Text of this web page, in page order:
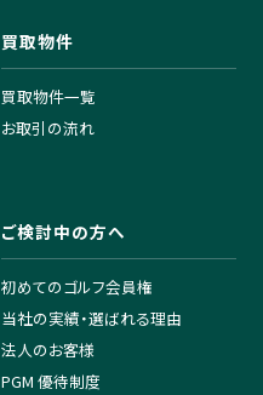
買取物件
買取物件一覧
お取引の流れ
ご検討中の方へ
初めてのゴルフ会員権
当社の実績・選ばれる理由
法人のお客様
PGM 優待制度